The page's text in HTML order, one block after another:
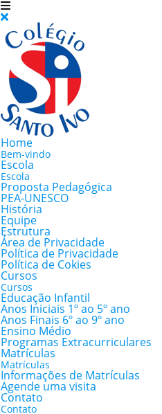
Home
Bem-vindo
Escola
Escola
Proposta Pedagógica
PEA-UNESCO
História
Equipe
Estrutura
Área de Privacidade
Política de Privacidade
Política de Cokies
Cursos
Cursos
Educação Infantil
Anos Iniciais 1º ao 5º ano
Anos Finais 6º ao 9º ano
Ensino Médio
Programas Extracurriculares
Matrículas
Matrículas
Informações de Matrículas
Agende uma visita
Contato
Contato